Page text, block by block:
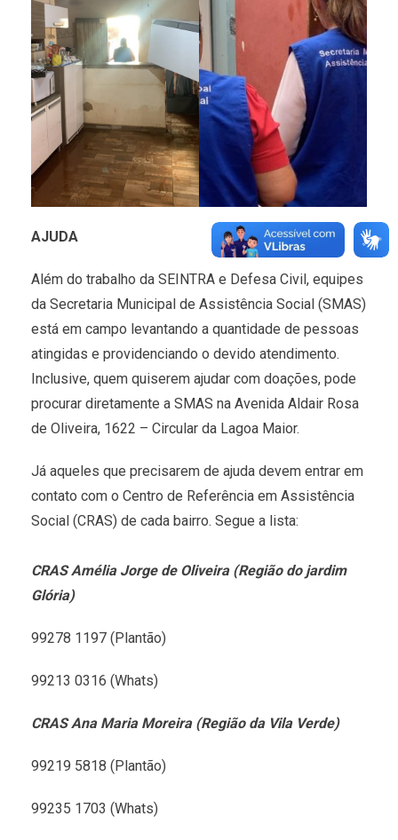
AJUDA
Além do trabalho da SEINTRA e Defesa Civil, equipes
da Secretaria Municipal de Assistência Social (SMAS)
está em campo levantando a quantidade de pessoas
atingidas e providenciando o devido atendimento.
Inclusive, quem quiserem ajudar com doações, pode
procurar diretamente a SMAS na Avenida Aldair Rosa
de Oliveira, 1622 – Circular da Lagoa Maior.
Já aqueles que precisarem de ajuda devem entrar em
contato com o Centro de Referência em Assistência
Social (CRAS) de cada bairro. Segue a lista:
CRAS Amélia Jorge de Oliveira (Região do jardim
Glória)
99278 1197 (Plantão)
99213 0316 (Whats)
CRAS Ana Maria Moreira (Região da Vila Verde)
99219 5818 (Plantão)
99235 1703 (Whats)